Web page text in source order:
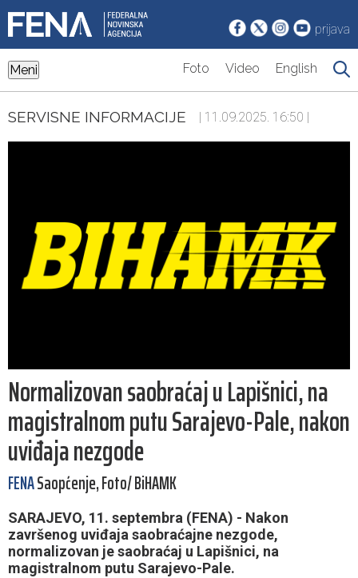
prijava
Meni Foto Video English
SERVISNE INFORMACIJE | 11.09.2025. 16:50 |
Normalizovan saobraćaj u Lapišnici, na
magistralnom putu Sarajevo-Pale, nakon
uviđaja nezgode
FENASaopćenje, Foto/ BiHAMK
SARAJEVO, 11. septembra (FENA) - Nakon
završenog uviđaja saobraćajne nezgode,
normalizovan je saobraćaj u Lapišnici, na
magistralnom putu Sarajevo-Pale.